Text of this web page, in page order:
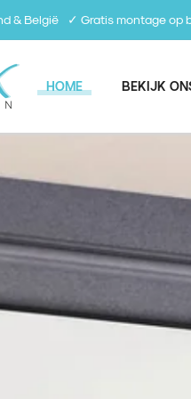
& België⠀✓ Gratis montage op
HOME BEKIJK